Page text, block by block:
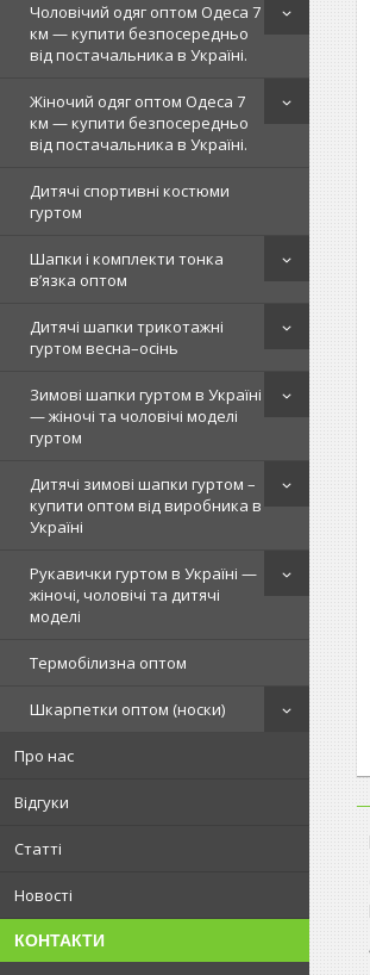
Чоловічий одяг оптом Одеса 7
км — купити безпосередньо
від постачальника в Україні.
Жіночий одяг оптом Одеса 7
км — купити безпосередньо
від постачальника в Україні.
Дитячі спортивні костюми
гуртом
Шапки і комплекти тонка
в’язка оптом
Дитячі шапки трикотажні
гуртом весна–осінь
Зимові шапки гуртом в Україні
— жіночі та чоловічі моделі
гуртом
Дитячі зимові шапки гуртом –
купити оптом від виробника в
Україні
Рукавички гуртом в Україні —
жіночі, чоловічі та дитячі
моделі
Термобілизна оптом
Шкарпетки оптом (носки)
Про нас
Відгуки
Статті
Новості
КОНТАКТИ